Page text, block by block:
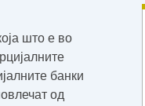
што е во
банки
од